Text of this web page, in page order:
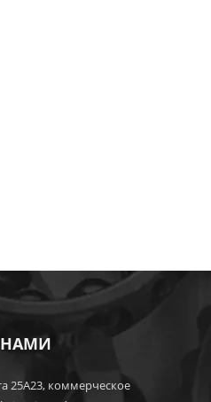
НАМИ
25A23, коммерческое